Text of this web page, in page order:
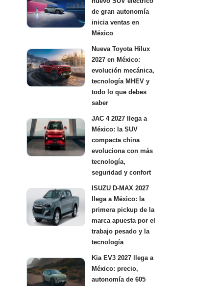
de gran autonomía
inicia ventas en
México
Nueva Toyota Hilux
2027 en México:
evolución mecánica,
tecnología MHEV y
todo lo que debes
saber
JAC 4 2027 llega a
México: la SUV
compacta china
evoluciona con más
tecnología,
seguridad y confort
ISUZU D-MAX 2027
llega a México: la
primera pickup de la
marca apuesta por el
trabajo pesado y la
tecnología
Kia EV3 2027 llega a
México: precio,
autonomía de 605